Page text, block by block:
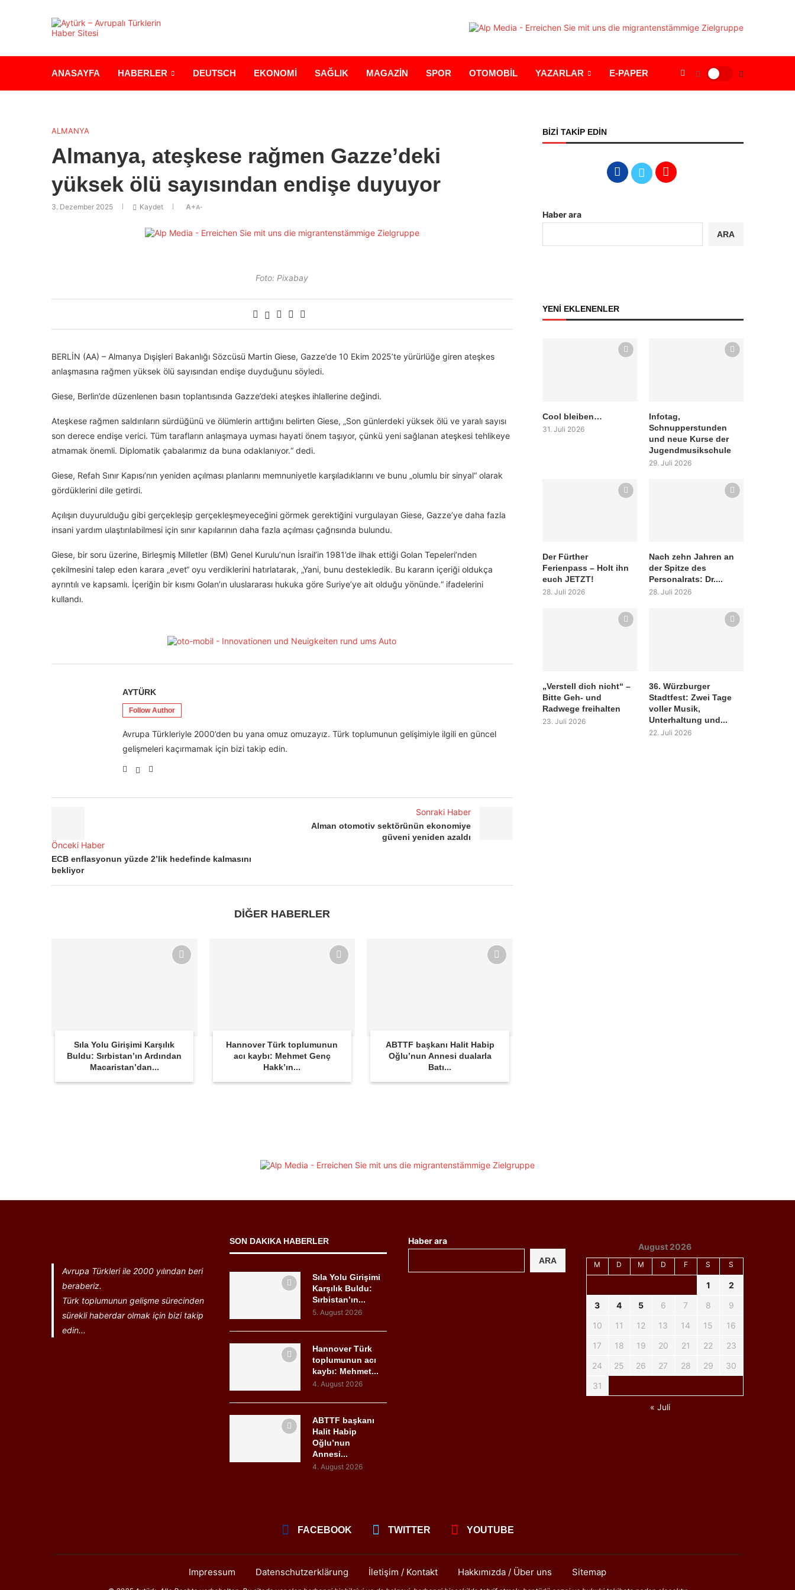
ANASAYFA HABERLER DEUTSCH EKONOMİ SAĞLIK MAGAZİN SPOR OTOMOBİL YAZARLAR E-PAPER
ALMANYA
Almanya, ateşkese rağmen Gazze’deki
yüksek ölü sayısından endişe duyuyor
3. Dezember 2025 Kaydet A+A-
Foto: Pixabay
BERLİN (AA) – Almanya Dışişleri Bakanlığı Sözcüsü Martin Giese, Gazze’de 10 Ekim 2025’te yürürlüğe giren ateşkes
anlaşmasına rağmen yüksek ölü sayısından endişe duyduğunu söyledi.
Giese, Berlin’de düzenlenen basın toplantısında Gazze’deki ateşkes ihlallerine değindi.
Ateşkese rağmen saldırıların sürdüğünü ve ölümlerin arttığını belirten Giese, „Son günlerdeki yüksek ölü ve yaralı sayısı
son derece endişe verici. Tüm tarafların anlaşmaya uyması hayati önem taşıyor, çünkü yeni sağlanan ateşkesi tehlikeye
atmamak önemli. Diplomatik çabalarımız da buna odaklanıyor.“ dedi.
Giese, Refah Sınır Kapısı’nın yeniden açılması planlarını memnuniyetle karşıladıklarını ve bunu „olumlu bir sinyal“ olarak
gördüklerini dile getirdi.
Açılışın duyurulduğu gibi gerçekleşip gerçekleşmeyeceğini görmek gerektiğini vurgulayan Giese, Gazze’ye daha fazla
insani yardım ulaştırılabilmesi için sınır kapılarının daha fazla açılması çağrısında bulundu.
Giese, bir soru üzerine, Birleşmiş Milletler (BM) Genel Kurulu’nun İsrail’in 1981’de ilhak ettiği Golan Tepeleri’nden
çekilmesini talep eden karara „evet“ oyu verdiklerini hatırlatarak, „Yani, bunu destekledik. Bu kararın içeriği oldukça
ayrıntılı ve kapsamlı. İçeriğin bir kısmı Golan’ın uluslararası hukuka göre Suriye’ye ait olduğu yönünde.“ ifadelerini
kullandı.
AYTÜRK
Follow Author
Avrupa Türkleriyle 2000’den bu yana omuz omuzayız. Türk toplumunun gelişimiyle ilgili en güncel
gelişmeleri kaçırmamak için bizi takip edin.
Önceki Haber
ECB enflasyonun yüzde 2’lik hedefinde kalmasını
bekliyor
Sonraki Haber
Alman otomotiv sektörünün ekonomiye
güveni yeniden azaldı
DİĞER HABERLER
Sıla Yolu Girişimi Karşılık
Buldu: Sırbistan’ın Ardından
Macaristan’dan...
Hannover Türk toplumunun
acı kaybı: Mehmet Genç
Hakk’ın...
ABTTF başkanı Halit Habip
Oğlu’nun Annesi dualarla
Batı...
BİZİ TAKİP EDİN
Haber ara
ARA
YENİ EKLENENLER
Cool bleiben…
31. Juli 2026
Infotag,
Schnupperstunden
und neue Kurse der
Jugendmusikschule
29. Juli 2026
Der Fürther
Ferienpass – Holt ihn
euch JETZT!
28. Juli 2026
Nach zehn Jahren an
der Spitze des
Personalrats: Dr....
28. Juli 2026
„Verstell dich nicht“ –
Bitte Geh- und
Radwege freihalten
23. Juli 2026
36. Würzburger
Stadtfest: Zwei Tage
voller Musik,
Unterhaltung und...
22. Juli 2026
Avrupa Türkleri ile 2000 yılından beri
beraberiz.
Türk toplumunun gelişme sürecinden
sürekli haberdar olmak için bizi takip
edin...
SON DAKIKA HABERLER
Sıla Yolu Girişimi
Karşılık Buldu:
Sırbistan’ın...
5. August 2026
Hannover Türk
toplumunun acı
kaybı: Mehmet...
4. August 2026
ABTTF başkanı
Halit Habip
Oğlu’nun
Annesi...
4. August 2026
Haber ara
ARA
August 2026
M D M D F S S
1
2
3
4 5 6 7 8
9
10
11 12 13 14 15
16
17
18 19 20 21 22
23
24
25 26 27 28 29
30
31
« Juli
FACEBOOK TWITTER YOUTUBE
Impressum Datenschutzerklärung İletişim / Kontakt Hakkımızda / Über uns Sitemap